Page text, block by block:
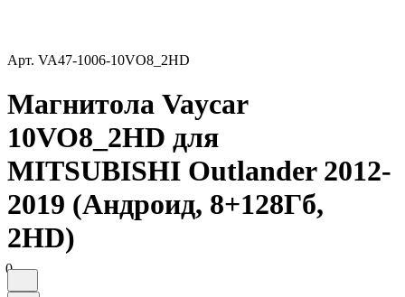
Арт. VA47-1006-10VO8_2HD
Магнитола Vaycar
10VO8_2HD для
MITSUBISHI Outlander 2012-
2019 (Андроид, 8+128Гб,
2HD)
0